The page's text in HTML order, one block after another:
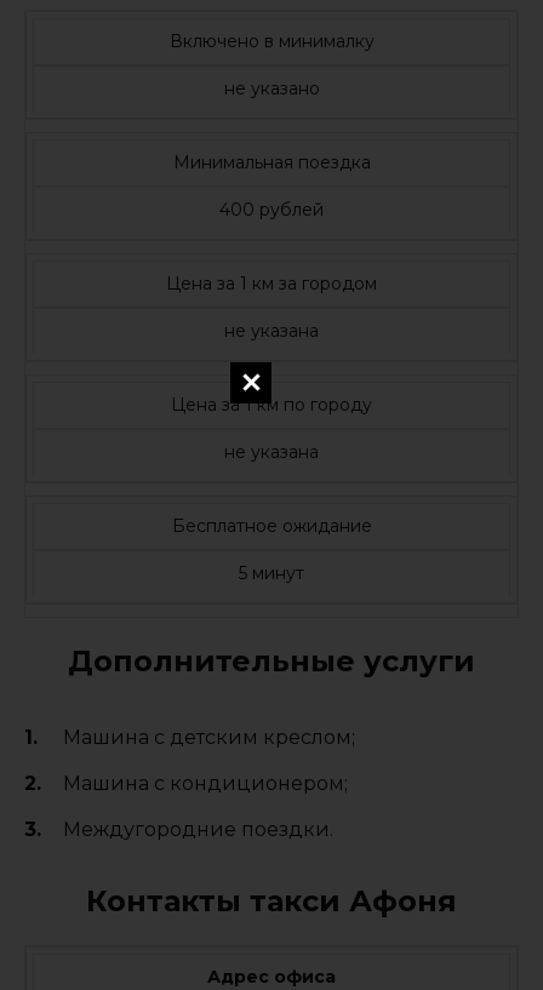
Включено в минималку
не указано
Минимальная поездка
400 рублей
Цена за 1 км за городом
не указана
Цена за 1 км по городу
не указана
Бесплатное ожидание
5 минут
Дополнительные услуги
Машина с детским креслом;
Машина с кондиционером;
Междугородние поездки.
Контакты такси Афоня
Адрес офиса